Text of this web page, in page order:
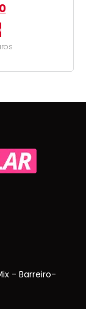
- Barreiro-